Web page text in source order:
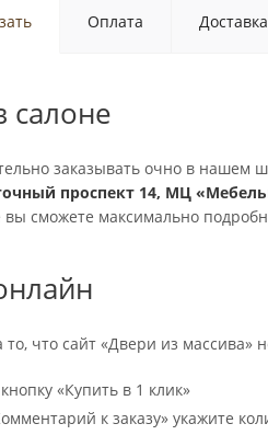
Оплата Доставка
салоне
заказывать очно в нашем
проспект 14, МЦ
вы сможете максимально
что сайт «Двери из массива»
«Купить в 1 клик»
к заказу» укажите